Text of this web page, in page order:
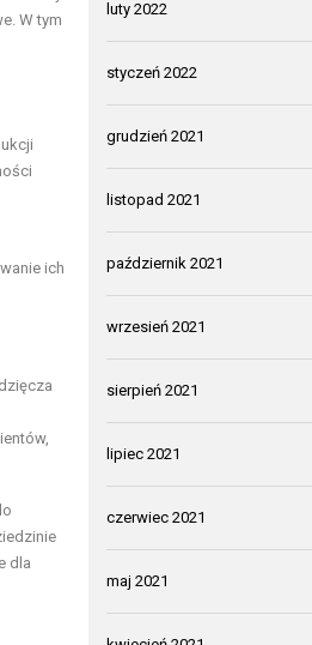
W tym
ich
dla
luty 2022
styczeń 2022
grudzień 2021
listopad 2021
październik 2021
wrzesień 2021
sierpień 2021
lipiec 2021
czerwiec 2021
maj 2021